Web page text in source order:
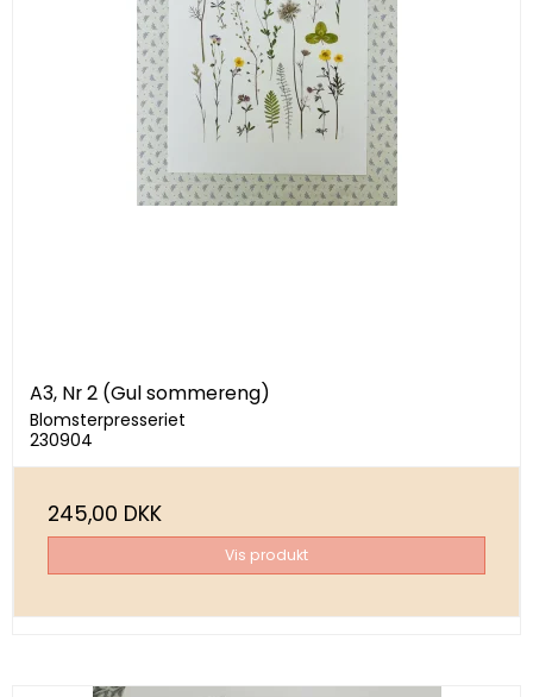
A3, Nr 2 (Gul sommereng)
Blomsterpresseriet
230904
245,00 DKK
Vis produkt